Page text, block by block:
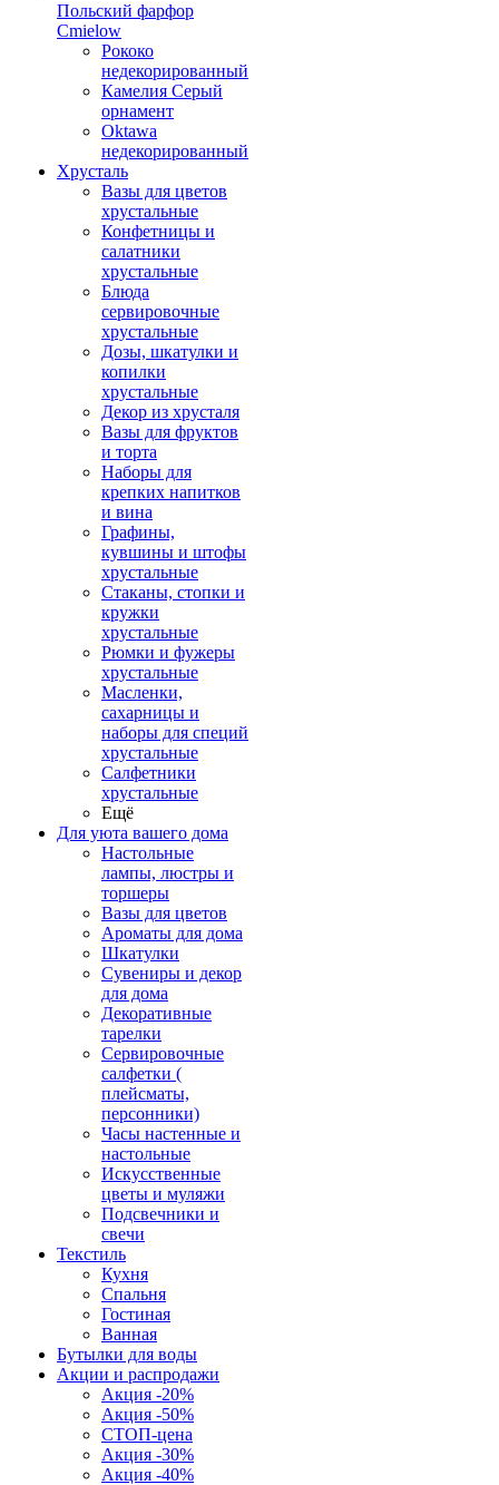
Польский фарфор
Сmielow
Рококо
недекорированный
Камелия Серый
орнамент
Oktawa
недекорированный
Хрусталь
Вазы для цветов
хрустальные
Конфетницы и
салатники
хрустальные
Блюда
сервировочные
хрустальные
Дозы, шкатулки и
копилки
хрустальные
Декор из хрусталя
Вазы для фруктов
и торта
Наборы для
крепких напитков
и вина
Графины,
кувшины и штофы
хрустальные
Стаканы, стопки и
кружки
хрустальные
Рюмки и фужеры
хрустальные
Масленки,
сахарницы и
наборы для специй
хрустальные
Салфетники
хрустальные
Ещё
Для уюта вашего дома
Настольные
лампы, люстры и
торшеры
Вазы для цветов
Ароматы для дома
Шкатулки
Сувениры и декор
для дома
Декоративные
тарелки
Сервировочные
салфетки (
плейсматы,
персонники)
Часы настенные и
настольные
Искусственные
цветы и муляжи
Подсвечники и
свечи
Текстиль
Кухня
Спальня
Гостиная
Ванная
Бутылки для воды
Акции и распродажи
Акция -20%
Акция -50%
СТОП-цена
Акция -30%
Акция -40%